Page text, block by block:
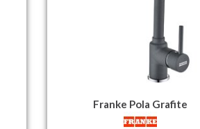
Franke Pola Grafite